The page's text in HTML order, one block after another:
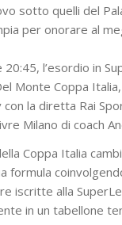
sotto quelli del
per onorare al
l’esordio in
Monte Coppa
con la diretta Rai
Milano di coach
Coppa Italia
formula
iscritte alla
in un tabellone